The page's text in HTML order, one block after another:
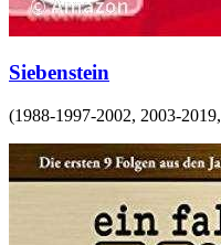
Siebenstein
(1988-1997-2002, 2003-2019,